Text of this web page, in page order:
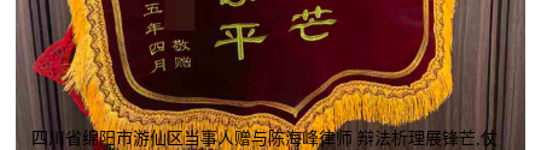
四川省绵阳市游仙区当事人赠与陈海峰律师 辩法析理展锋芒,仗